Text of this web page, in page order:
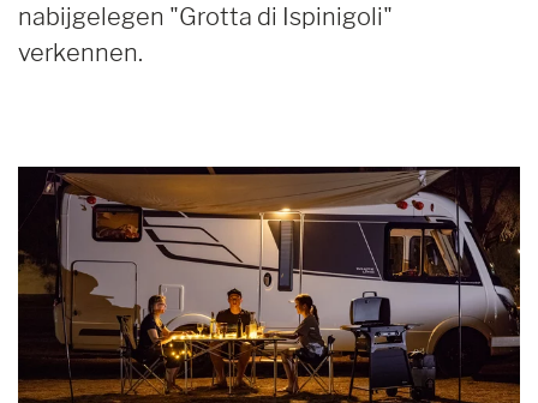
nabijgelegen "Grotta di Ispinigoli"
verkennen.